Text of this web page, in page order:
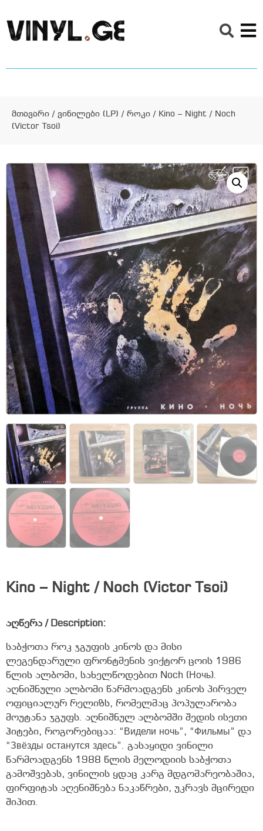
მთავარი / ვინილები (LP) / როკი / Kino – Night / Noch
(Victor Tsoi)
Kino – Night / Noch (Victor Tsoi)
აღწერა / Description:
საბჭოთა როკ ჯგუფის კინოს და მისი
ლეგენდარული ფრონტმენის ვიქტორ ცოის 1986
წლის ალბომი, სახელწოდებით Noch (Ночь).
აღნიშნული ალბომი წარმოადგენს კინოს პირველ
ოფიციალურ რელიზს, რომელმაც პოპულარობა
მოუტანა ჯგუფს. აღნიშნულ ალბომში შედის ისეთი
ჰიტები, როგორებიცაა: “Видели ночь”, “Фильмы” და
“Звёзды останутся здесь”. გასაყიდი ვინილი
წარმოადგენს 1988 წლის მელოდიის საბჭოთა
გამოშვებას, ვინილის ყდაც კარგ მდგომარეობაშია,
ფირფიტას აღენიშნება ნაკაწრები, უკრავს მცირედი
შიპით.